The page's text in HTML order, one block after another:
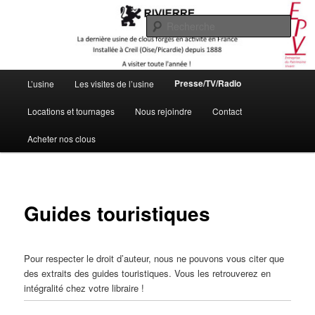
CLOUTERIE RIVIERRE
Visite de l'usine de clous Rivierre (Oise)
principal
L’usine Les visites de l’usine Presse/TV/Radio
Locations et tournages Nous rejoindre Contact
Acheter nos clous
Guides touristiques
Pour respecter le droit d’auteur, nous ne pouvons vous citer que
des extraits des guides touristiques. Vous les retrouverez en
intégralité chez votre libraire !